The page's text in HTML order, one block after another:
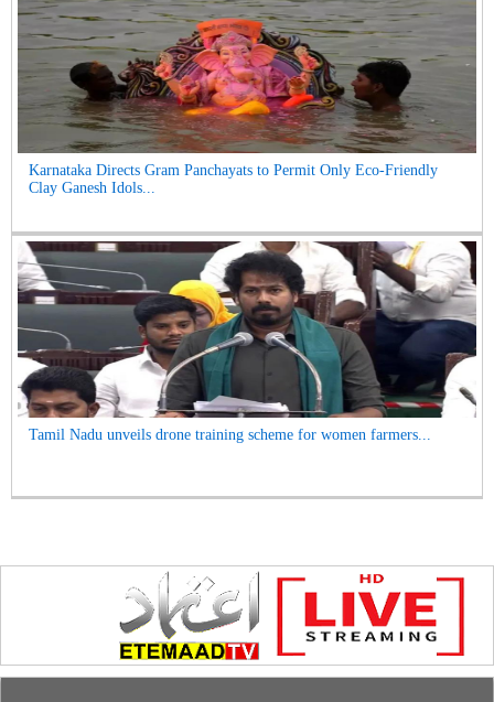
Karnataka Directs Gram Panchayats to Permit Only Eco-Friendly
Clay Ganesh Idols...
Tamil Nadu unveils drone training scheme for women farmers...